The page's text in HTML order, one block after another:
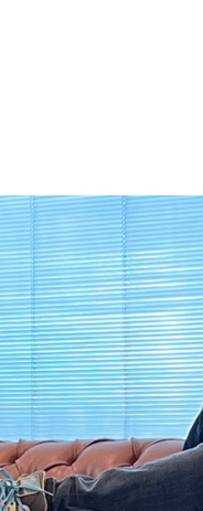
Samsung Ads:
strategico e